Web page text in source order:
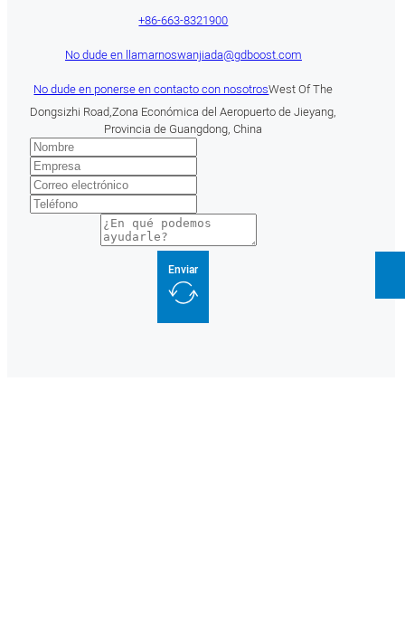
+86-663-8321900
No dude en llamarnoswanjiada@gdboost.com
No dude en ponerse en contacto con nosotrosWest Of The
Dongsizhi Road,Zona Económica del Aeropuerto de Jieyang,
Provincia de Guangdong, China
Enviar